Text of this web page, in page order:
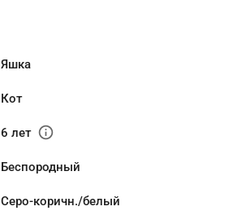
Яшка
Кот
6 лет info
Беспородный
Серо-коричн./белый